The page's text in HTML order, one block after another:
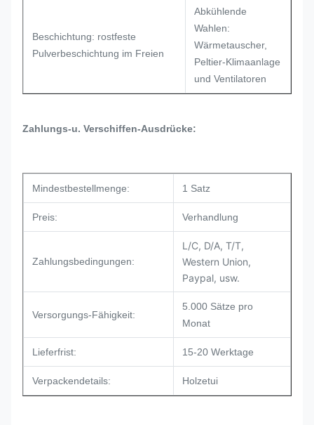
Beschichtung: rostfeste
Pulverbeschichtung im Freien
Abkühlende
Wahlen:
Wärmetauscher,
Peltier-Klimaanlage
und Ventilatoren
Zahlungs-u. Verschiffen-Ausdrücke:
Mindestbestellmenge: 1 Satz
Preis: Verhandlung
Zahlungsbedingungen:
L/C, D/A, T/T,
Western Union,
Paypal, usw.
Versorgungs-Fähigkeit:
5.000 Sätze pro
Monat
Lieferfrist: 15-20 Werktage
Verpackendetails: Holzetui